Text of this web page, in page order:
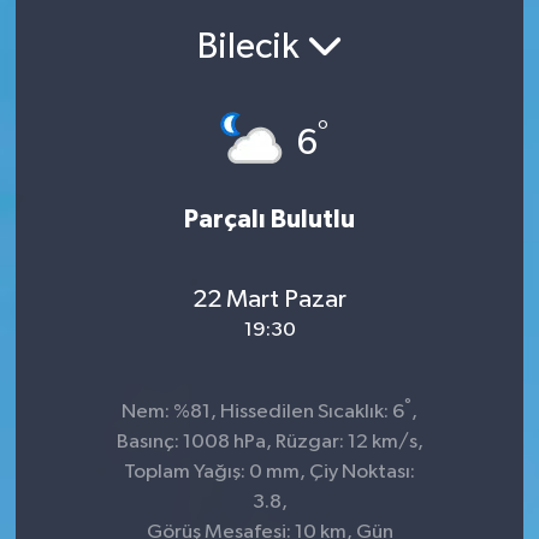
Bilecik
6°
Parçalı Bulutlu
22 Mart Pazar
19:30
Nem: %81, Hissedilen Sıcaklık: 6° ,
Basınç: 1008 hPa, Rüzgar: 12 km/s,
Toplam Yağış: 0 mm, Çiy Noktası:
3.8,
Görüş Mesafesi: 10 km, Gün